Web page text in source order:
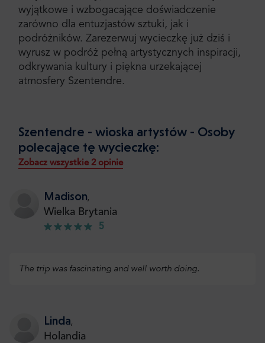
wyjątkowe i wzbogacające doświadczenie
zarówno dla entuzjastów sztuki, jak i
podróżników. Zarezerwuj wycieczkę już dziś i
wyrusz w podróż pełną artystycznych inspiracji,
odkrywania kultury i piękna urzekającej
atmosfery Szentendre.
Szentendre - wioska artystów - Osoby
polecające tę wycieczkę:
Zobacz wszystkie 2 opinie
Madison,
Wielka Brytania
5
The trip was fascinating and well worth doing.
Linda,
Holandia